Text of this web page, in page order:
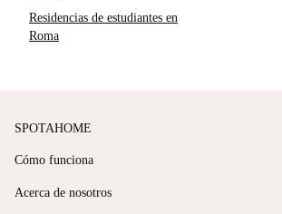
Residencias de estudiantes en
Roma
SPOTAHOME
Cómo funciona
Acerca de nosotros